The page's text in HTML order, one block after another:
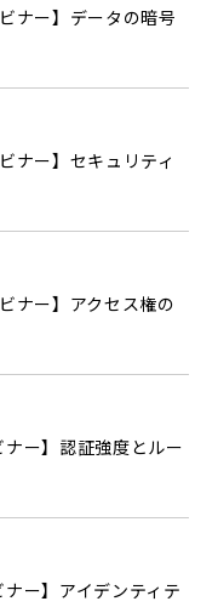
ナー】データの暗号
ナー】セキュリティ
ナー】アクセス権の
ナー】認証強度とルー
ナー】アイデンティテ